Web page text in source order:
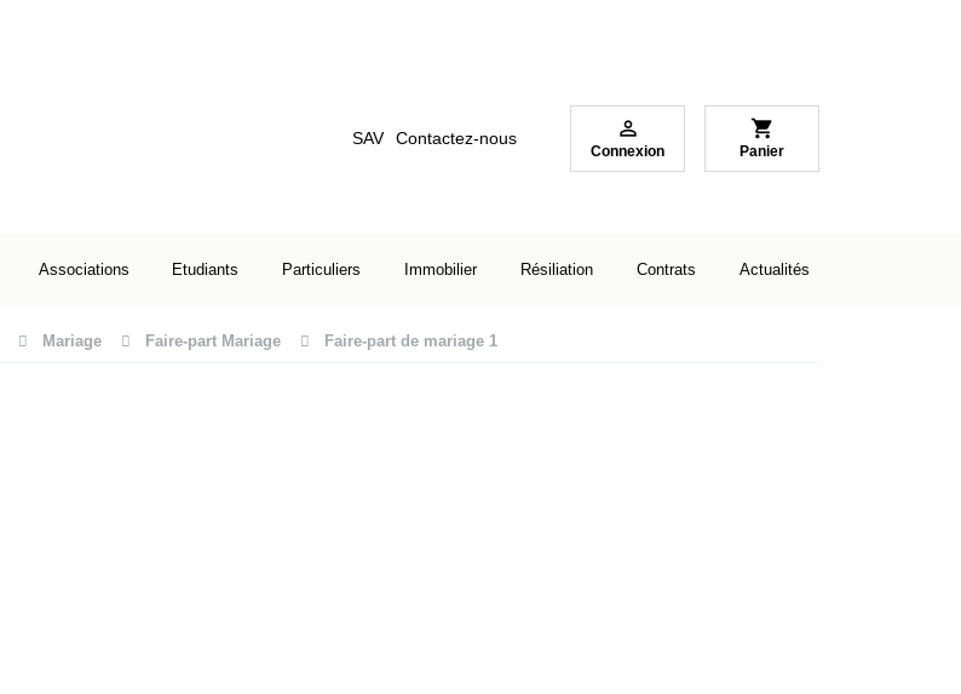
SAV Contactez-nous 
Connexion
shopping_cart
Panier
Associations Etudiants Particuliers Immobilier Résiliation Contrats Actualités
Mariage Faire-part Mariage Faire-part de mariage 1